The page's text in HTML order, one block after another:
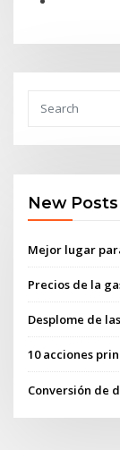
New Posts
Mejor lugar
Precios de la
Desplome de
10 acciones
Conversión de